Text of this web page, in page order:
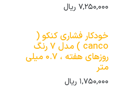
7,250,000 ریال
خودکار فشاری کنکو (
canco ) مدل 7 رنگ
روزهای هفته ، 0.7 میلی
متر
1,750,000 ریال